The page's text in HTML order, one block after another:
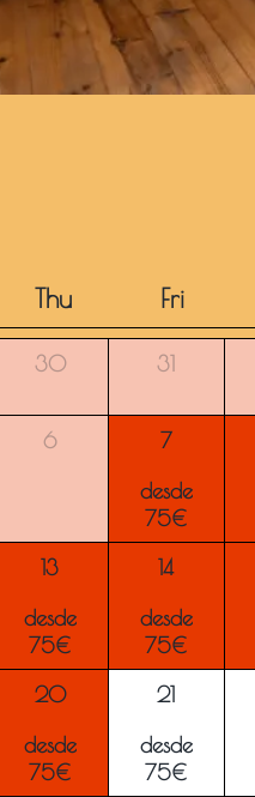
Thu Fri
30 31
6 7
desde
75€
13 14
desde
75€
desde
75€
20 21
desde
75€
desde
75€